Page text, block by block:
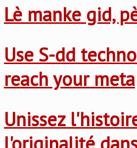
Lè manke gid,
Use S-dd
reach your meta
Unissez
l'originalité